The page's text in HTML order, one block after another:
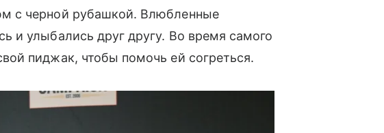
с черной рубашкой. Влюбленные
и улыбались друг другу. Во время самого
пиджак, чтобы помочь ей согреться.